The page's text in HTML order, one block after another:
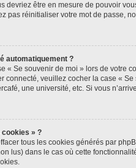
devriez être en mesure de pouvoir
pas réinitialiser votre mot de passe,
automatiquement ?
« Se souvenir de moi » lors de votre
connecté, veuillez cocher la case «
une université, etc. Si vous
» ?
tous les cookies générés par
lus) dans le cas où cette